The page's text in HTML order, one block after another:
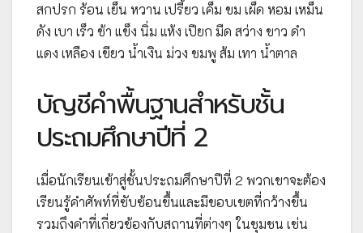
สกปรก ร้อน เย็น หวาน เปรี้ยว เค็ม ขม เผ็ด หอม เหม็น
ดัง เบา เร็ว ช้า แข็ง นิ่ม แห้ง เปียก มืด สว่าง ขาว ดำ
แดง เหลือง เขียว น้ำเงิน ม่วง ชมพู ส้ม เทา น้ำตาล
บัญชีคำพื้นฐานสำหรับชั้น
ประถมศึกษาปีที่ 2
เมื่อนักเรียนเข้าสู่ชั้นประถมศึกษาปีที่ 2 พวกเขาจะต้อง
เรียนรู้คำศัพท์ที่ซับซ้อนขึ้นและมีขอบเขตที่กว้างขึ้น
รวมถึงคำที่เกี่ยวข้องกับสถานที่ต่างๆ ในชุมชน เช่น